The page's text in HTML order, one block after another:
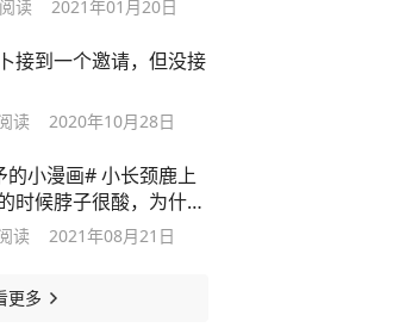
阅读 2021年01月20日
接到一个邀请，但没接
读 2020年10月28日
的小漫画# 小长颈鹿上
时候脖子很酸，为什么
读 2021年08月21日
更多